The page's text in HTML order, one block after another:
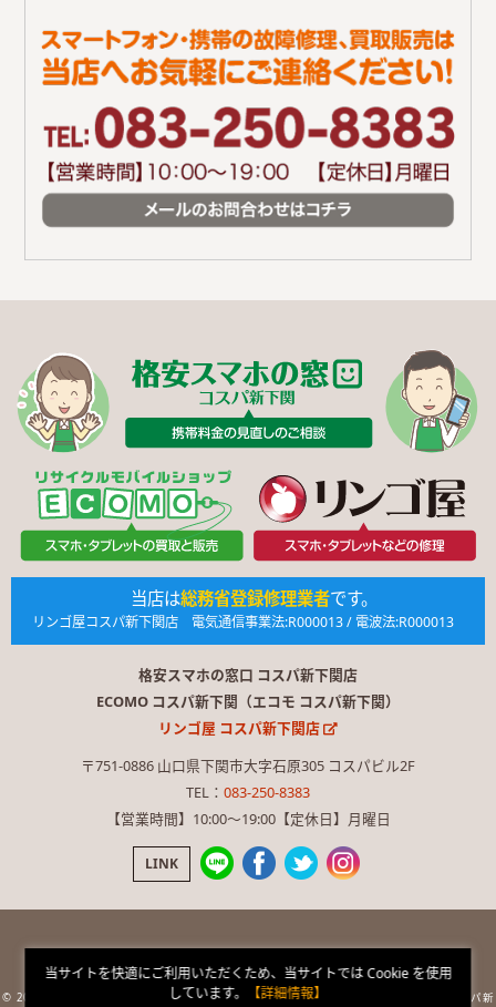
当店は総務省登録修理業者です。
リンゴ屋コスパ新下関店 電気通信事業法:R000013 / 電波法:R000013
格安スマホの窓口 コスパ新下関店
ECOMO コスパ新下関（エコモ コスパ新下関）
リンゴ屋 コスパ新下関店
〒751-0886 山口県下関市大字石原305 コスパビル2F
TEL： 083-250-8383
【営業時間】10:00〜19:00【定休日】月曜日
LINK
当サイトを快適にご利用いただくため、当サイトでは Cookie を使用
しています。
【詳細情報】
ページ内の画像や文章を無断使用を禁止します。
© 2026 格安スマホの窓口 コスパ新下関店 × ECOMO コスパ新下関 × RINGOYA コスパ新